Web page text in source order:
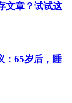
文章？试试这
：65岁后，睡